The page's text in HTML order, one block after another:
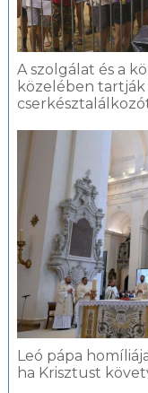
A szolgálat és a
közelében
Leó pápa
ha Krisztust